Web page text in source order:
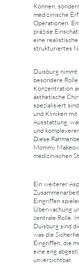
Können,
medizinische
Operationen.
präzise
eine
strukturiertes
Duisburg nimmt
besondere
Konzentration
ästhetische
spezialisiert
und Kliniken
Ausstattung,
und
Diese
Mommy
medizinischen
Ein weiterer
Eingriffen
Überwachung
zentrale Rolle.
Duisburg sind
was die
Eingriffen, die
eine eng
unverzichtbar.